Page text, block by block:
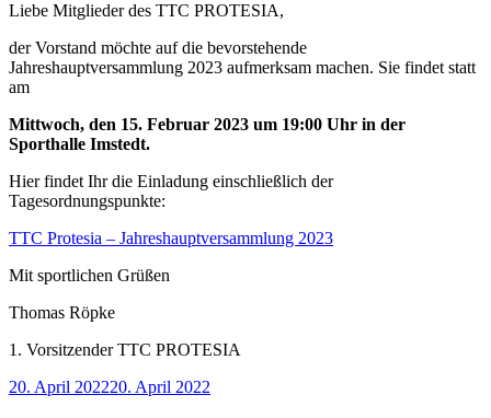
Liebe Mitglieder des TTC PROTESIA,
der Vorstand möchte auf die bevorstehende
Jahreshauptversammlung 2023 aufmerksam machen. Sie findet statt
am
Mittwoch, den 15. Februar 2023 um 19:00 Uhr in der
Sporthalle Imstedt.
Hier findet Ihr die Einladung einschließlich der
Tagesordnungspunkte:
TTC Protesia – Jahreshauptversammlung 2023
Mit sportlichen Grüßen
Thomas Röpke
1. Vorsitzender TTC PROTESIA
Veröffentlicht
20. April 202220. April 2022